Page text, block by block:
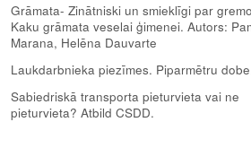
Grāmata- Zinātniski un smieklīgi par
Kaku grāmata veselai ģimenei. Autors:
Marana, Helēna Dauvarte
Laukdarbnieka piezīmes. Piparmētru
Sabiedriskā transporta pieturvieta vai ne
pieturvieta? Atbild CSDD.